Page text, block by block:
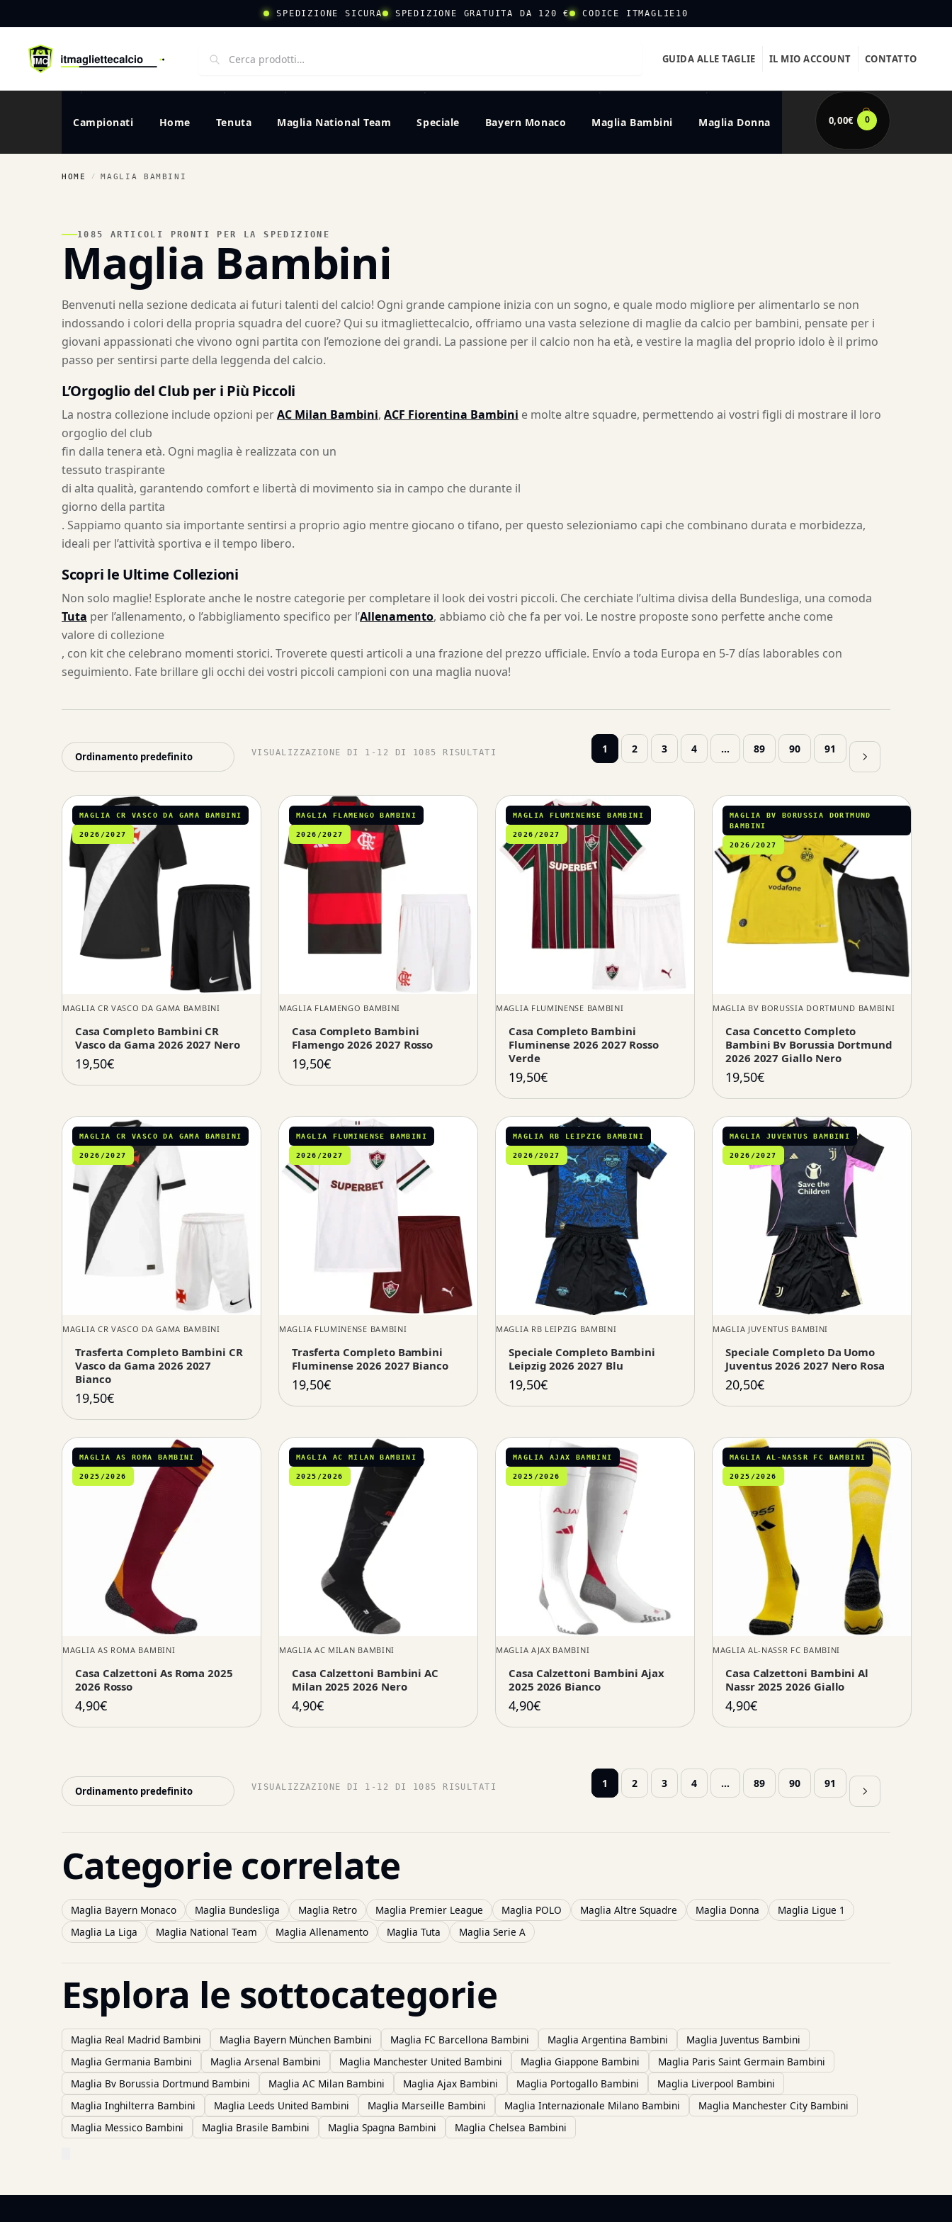
SPEDIZIONE SICURA SPEDIZIONE GRATUITA DA 120 € CODICE ITMAGLIE10
GUIDA ALLE TAGLIE IL MIO ACCOUNT CONTATTO
Campionati Home Tenuta Maglia National Team Speciale Bayern Monaco Maglia Bambini Maglia Donna 0,00€ 0
HOME / MAGLIA BAMBINI
1085 ARTICOLI PRONTI PER LA SPEDIZIONE
Maglia Bambini
Benvenuti nella sezione dedicata ai futuri talenti del calcio! Ogni grande campione inizia con un sogno, e quale modo migliore per alimentarlo se non
indossando i colori della propria squadra del cuore? Qui su itmagliettecalcio, offriamo una vasta selezione di maglie da calcio per bambini, pensate per i
giovani appassionati che vivono ogni partita con l’emozione dei grandi. La passione per il calcio non ha età, e vestire la maglia del proprio idolo è il primo
passo per sentirsi parte della leggenda del calcio.
L’Orgoglio del Club per i Più Piccoli
La nostra collezione include opzioni perAC Milan Bambini, ACF Fiorentina Bambini e molte altre squadre, permettendo ai vostri figli di mostrare il loro
orgoglio del club
fin dalla tenera età. Ogni maglia è realizzata con un
tessuto traspirante
di alta qualità, garantendo comfort e libertà di movimento sia in campo che durante il
giorno della partita
. Sappiamo quanto sia importante sentirsi a proprio agio mentre giocano o tifano, per questo selezioniamo capi che combinano durata e morbidezza,
ideali per l’attività sportiva e il tempo libero.
Scopri le Ultime Collezioni
Non solo maglie! Esplorate anche le nostre categorie per completare il look dei vostri piccoli. Che cerchiate l’ultima divisa della Bundesliga, una comoda
Tuta per l’allenamento, o l’abbigliamento specifico per l’Allenamento, abbiamo ciò che fa per voi. Le nostre proposte sono perfette anche come
valore di collezione
, con kit che celebrano momenti storici. Troverete questi articoli a una frazione del prezzo ufficiale. Envío a toda Europa en 5-7 días laborables con
seguimiento. Fate brillare gli occhi dei vostri piccoli campioni con una maglia nuova!
VISUALIZZAZIONE DI 1-12 DI 1085 RISULTATI 1 2 3 4 … 89 90 91
MAGLIA CR VASCO DA GAMA BAMBINI
2026/2027
MAGLIA CR VASCO DA GAMA BAMBINI
Casa Completo Bambini CR
Vasco da Gama 2026 2027 Nero
19,50€
MAGLIA FLAMENGO BAMBINI
2026/2027
MAGLIA FLAMENGO BAMBINI
Casa Completo Bambini
Flamengo 2026 2027 Rosso
19,50€
MAGLIA FLUMINENSE BAMBINI
2026/2027
MAGLIA FLUMINENSE BAMBINI
Casa Completo Bambini
Fluminense 2026 2027 Rosso
Verde
19,50€
MAGLIA BV BORUSSIA DORTMUND
BAMBINI
2026/2027
MAGLIA BV BORUSSIA DORTMUND BAMBINI
Casa Concetto Completo
Bambini Bv Borussia Dortmund
2026 2027 Giallo Nero
19,50€
MAGLIA CR VASCO DA GAMA BAMBINI
2026/2027
MAGLIA CR VASCO DA GAMA BAMBINI
Trasferta Completo Bambini CR
Vasco da Gama 2026 2027
Bianco
19,50€
MAGLIA FLUMINENSE BAMBINI
2026/2027
MAGLIA FLUMINENSE BAMBINI
Trasferta Completo Bambini
Fluminense 2026 2027 Bianco
19,50€
MAGLIA RB LEIPZIG BAMBINI
2026/2027
MAGLIA RB LEIPZIG BAMBINI
Speciale Completo Bambini
Leipzig 2026 2027 Blu
19,50€
MAGLIA JUVENTUS BAMBINI
2026/2027
MAGLIA JUVENTUS BAMBINI
Speciale Completo Da Uomo
Juventus 2026 2027 Nero Rosa
20,50€
MAGLIA AS ROMA BAMBINI
2025/2026
MAGLIA AS ROMA BAMBINI
Casa Calzettoni As Roma 2025
2026 Rosso
4,90€
MAGLIA AC MILAN BAMBINI
2025/2026
MAGLIA AC MILAN BAMBINI
Casa Calzettoni Bambini AC
Milan 2025 2026 Nero
4,90€
MAGLIA AJAX BAMBINI
2025/2026
MAGLIA AJAX BAMBINI
Casa Calzettoni Bambini Ajax
2025 2026 Bianco
4,90€
MAGLIA AL-NASSR FC BAMBINI
2025/2026
MAGLIA AL-NASSR FC BAMBINI
Casa Calzettoni Bambini Al
Nassr 2025 2026 Giallo
4,90€
VISUALIZZAZIONE DI 1-12 DI 1085 RISULTATI 1 2 3 4 … 89 90 91
Categorie correlate
Maglia Bayern Monaco Maglia Bundesliga Maglia Retro Maglia Premier League Maglia POLO Maglia Altre Squadre Maglia Donna
Maglia Ligue 1
Maglia La Liga
Maglia National Team Maglia Allenamento Maglia Tuta Maglia Serie A
Esplora le sottocategorie
Maglia Real Madrid Bambini Maglia Bayern München Bambini Maglia FC Barcellona Bambini Maglia Argentina Bambini
Maglia Juventus Bambini
Maglia Germania Bambini
Maglia Arsenal Bambini Maglia Manchester United Bambini Maglia Giappone Bambini
Maglia Paris Saint Germain Bambini
Maglia Bv Borussia Dortmund Bambini
Maglia AC Milan Bambini Maglia Ajax Bambini Maglia Portogallo Bambini
Maglia Liverpool Bambini
Maglia Inghilterra Bambini
Maglia Leeds United Bambini Maglia Marseille Bambini Maglia Internazionale Milano Bambini
Maglia Manchester City Bambini
Maglia Messico Bambini
Maglia Brasile Bambini Maglia Spagna Bambini Maglia Chelsea Bambini